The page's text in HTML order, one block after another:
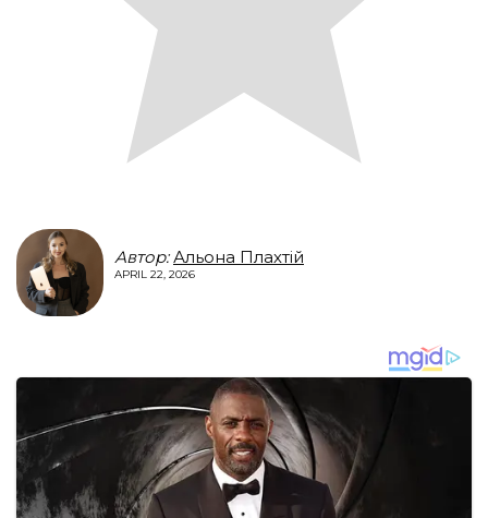
Автор: Альона Плахтій
APRIL 22, 2026